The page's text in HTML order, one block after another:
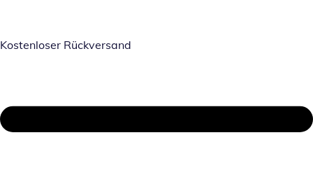
Kostenloser Rückversand